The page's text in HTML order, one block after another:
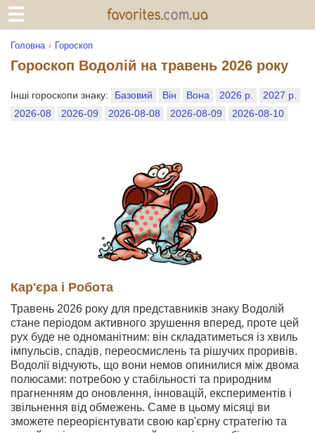
Головна Гороскоп
Гороскоп Водолій на травень 2026 року
Інші гороскопи знаку: Базовий Він Вона 2026 р.
2027 р.
2026-08
2026-09 2026-08-08 2026-08-09 2026-08-10
Кар'єра і Робота
Травень 2026 року для представників знаку Водолій
стане періодом активного зрушення вперед, проте цей
рух буде не одноманітним: він складатиметься із хвиль
імпульсів, спадів, переосмислень та рішучих проривів.
Водолії відчують, що вони немов опинилися між двома
полюсами: потребою у стабільності та природним
прагненням до оновлення, інновацій, експериментів і
звільнення від обмежень. Саме в цьому місяці ви
зможете переорієнтувати свою кар'єрну стратегію та